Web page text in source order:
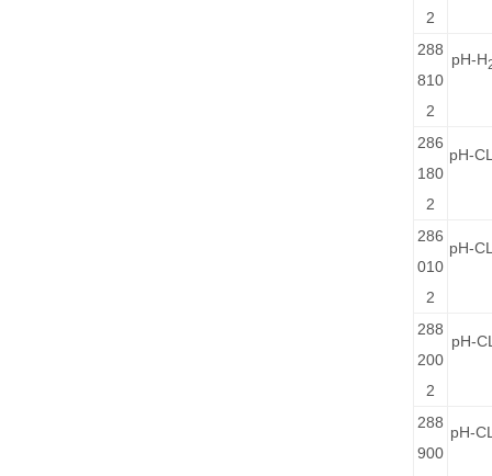
2
288
810
2
pH-H
286
180
2
pH-
286
010
2
pH-
288
200
2
pH-
288
900
pH-